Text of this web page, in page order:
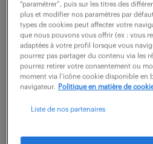
voir l'offre
technicien
electronique (f/h)
23 février 2026
“paramétrer”, puis sur les titres des
plus et modifier nos paramètres par
types de cookies peut affecter votre
que nous pouvons vous offrir (ex : vous
adaptées à votre profil lorsque vous
pourrez pas partager du contenu via les
pourrez retirer votre consentement ou
moment via l’icône cookie disponible en
navigateur.
Politique en matière de
Liste de nos partenaires